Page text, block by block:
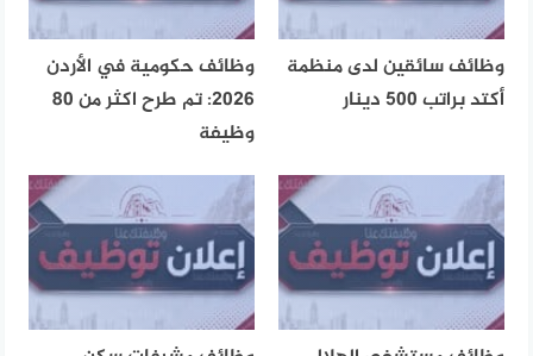
وظائف سائقين لدى منظمة
أكتد براتب 500 دينار
وظائف حكومية في الأردن
2026: تم طرح اكثر من 80
وظيفة